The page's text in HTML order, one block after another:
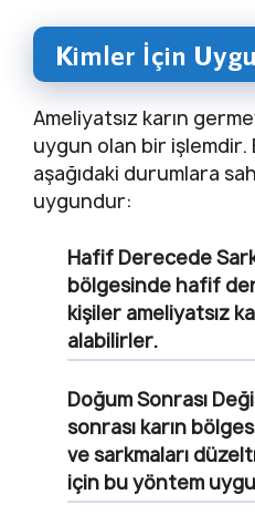
Kimler İçin
Ameliyatsız karın
uygun olan bir
aşağıdaki durumlara
uygundur:
Hafif Derecede
bölgesinde hafif
kişiler ameliyatsız
alabilirler.
Doğum Sonrası
sonrası karın
ve sarkmaları
için bu yöntem